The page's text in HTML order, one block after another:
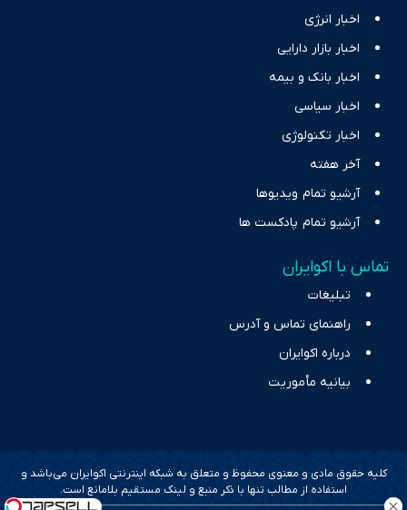
اخبار انرژی
اخبار بازار دارایی
اخبار بانک و بیمه
اخبار سیاسی
اخبار تکنولوژی
آخر هفته
آرشیو تمام ویدیوها
آرشیو تمام پادکست ها
تماس با اکوایران
تبلیغات
راهنمای تماس و آدرس
درباره اکوایران
بیانیه مأموریت
کلیه حقوق مادی و معنوی محفوظ و متعلق به شبکه اینترنتی اکوایران می‌باشد و
استفاده از مطالب تنها با ذکر منبع و لینک مستقیم بلامانع است.